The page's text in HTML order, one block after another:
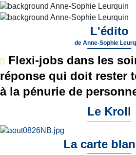
L'édito
de Anne-Sophie
Flexi-jobs dans les
réponse qui doit rester
à la pénurie de
Le Kroll
La carte